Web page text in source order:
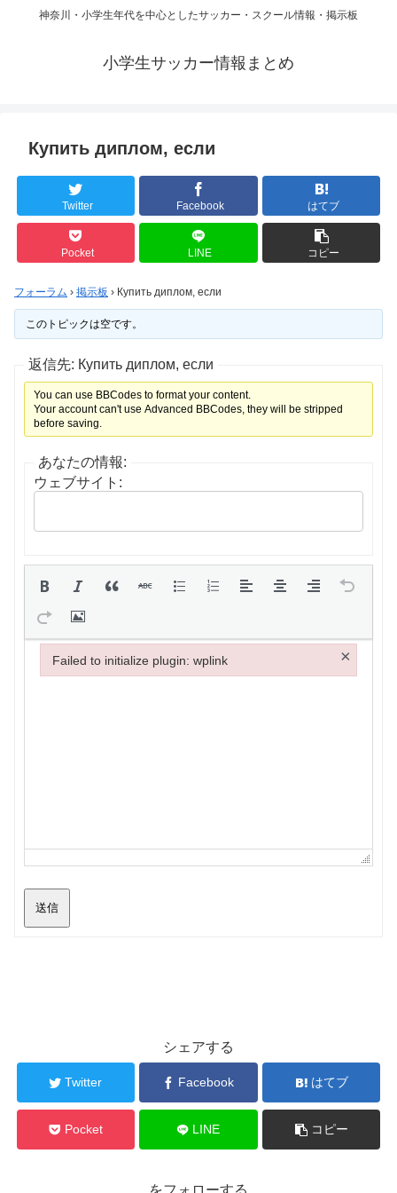
神奈川・小学生年代を中心としたサッカー・スクール情報・掲示板
小学生サッカー情報まとめ
Купить диплом, если
Twitter Facebook はてブ
Pocket LINE コピー
フォーラム › 掲示板 › Купить диплом, если
このトピックは空です。
返信先: Купить диплом, если
You can use BBCodes to format your content.
Your account can't use Advanced BBCodes, they will be stripped
before saving.
あなたの情報:
ウェブサイト:
送信
シェアする
Twitter Facebook はてブ
Pocket LINE コピー
Failed to initialize plugin: wplink ×
Failed to initialize plugin: wplink